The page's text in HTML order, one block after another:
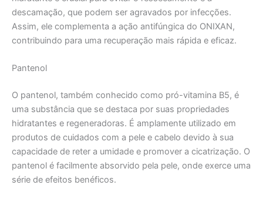
descamação, que podem ser agravados por infecções.
Assim, ele complementa a ação antifúngica do ONIXAN,
contribuindo para uma recuperação mais rápida e eficaz.
Pantenol
O pantenol, também conhecido como pró-vitamina B5, é
uma substância que se destaca por suas propriedades
hidratantes e regeneradoras. É amplamente utilizado em
produtos de cuidados com a pele e cabelo devido à sua
capacidade de reter a umidade e promover a cicatrização. O
pantenol é facilmente absorvido pela pele, onde exerce uma
série de efeitos benéficos.